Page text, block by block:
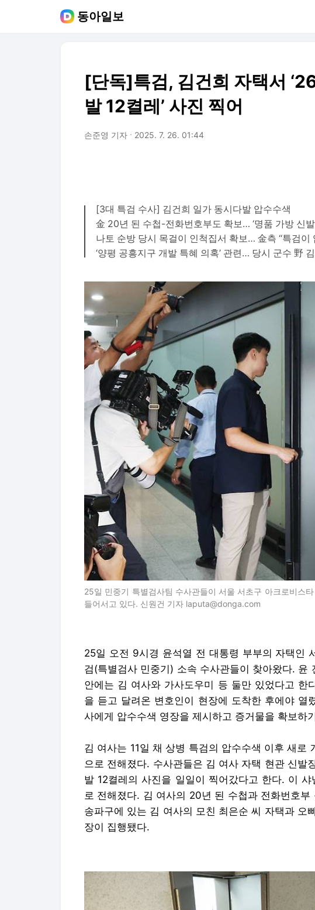
동아일보
[단독]특검, 김건희 자택서
발 12켤레’ 사진 찍어
손준영 기자 2025. 7. 26. 01:44
[3대 특검 수사] 김건희 일가 동시다발 압수수색
金 20년 된 수첩-전화번호부도 확보… ‘명품 가방 신
나토 순방 당시 목걸이 인척집서 확보… 金측 “특검이
‘양평 공흥지구 개발 특혜 의혹’ 관련… 당시 군수 野
25일 민중기 특별검사팀 수사관들이 서울 서초구 아크로비스
들어서고 있다. 신원건 기자 laputa@donga.com
25일 오전 9시경 윤석열 전 대통령 부부의 자택인
검(특별검사 민중기) 소속 수사관들이 찾아왔다. 윤
안에는 김 여사와 가사도우미 등 둘만 있었다고 한
을 듣고 달려온 변호인이 현장에 도착한 후에야 열
사에게 압수수색 영장을 제시하고 증거물을 확보하
김 여사는 11일 채 상병 특검의 압수수색 이후 새로
으로 전해졌다. 수사관들은 김 여사 자택 현관 신발
발 12켤레의 사진을 일일이 찍어갔다고 한다. 이
로 전해졌다. 김 여사의 20년 된 수첩과 전화번호
송파구에 있는 김 여사의 모친 최은순 씨 자택과 오
장이 집행됐다.